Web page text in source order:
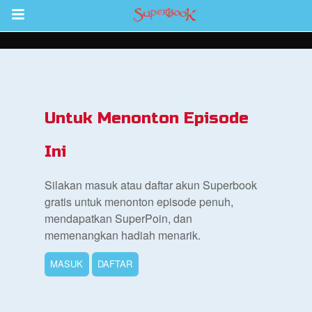
Return to Content
Alkitab untuk Anak
Untuk Menonton Episode
Ini
Silakan masuk atau daftar akun Superbook
gratis untuk menonton episode penuh,
mendapatkan SuperPoin, dan
memenangkan hadiah menarik.
MASUK DAFTAR